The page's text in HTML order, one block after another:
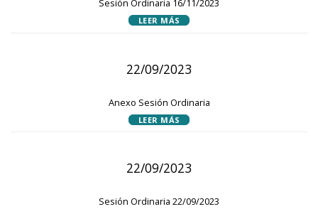
Sesión Ordinaria 16/11/2023
LEER MÁS
22/09/2023
Anexo Sesión Ordinaria
LEER MÁS
22/09/2023
Sesión Ordinaria 22/09/2023